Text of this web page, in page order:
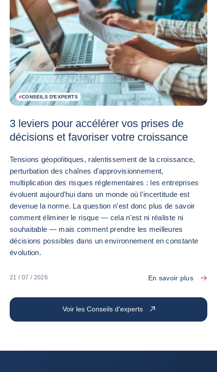
Voir les Conseils d'experts
#CONSEILS D'EXPERTS
3 leviers pour accélérer vos prises de
décisions et favoriser votre croissance
Tensions géopolitiques, ralentissement de la croissance,
perturbation des chaînes d'approvisionnement,
multiplication des risques réglementaires : les entreprises
évoluent aujourd'hui dans un monde où l'incertitude est
devenue la norme. La question n'est donc plus de savoir
comment éliminer le risque — cela n'est ni réaliste ni
souhaitable — mais comment prendre les meilleures
décisions possibles dans un environnement en constante
évolution.
21 / 07 / 2026 En savoir plus